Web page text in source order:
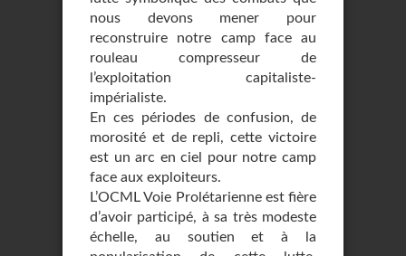
nous devons mener pour
reconstruire notre camp face au
rouleau compresseur de
l’exploitation capitaliste-
impérialiste.
En ces périodes de confusion, de
morosité et de repli, cette victoire
est un arc en ciel pour notre camp
face aux exploiteurs.
L’OCML Voie Prolétarienne est fière
d’avoir participé, à sa très modeste
échelle, au soutien et à la